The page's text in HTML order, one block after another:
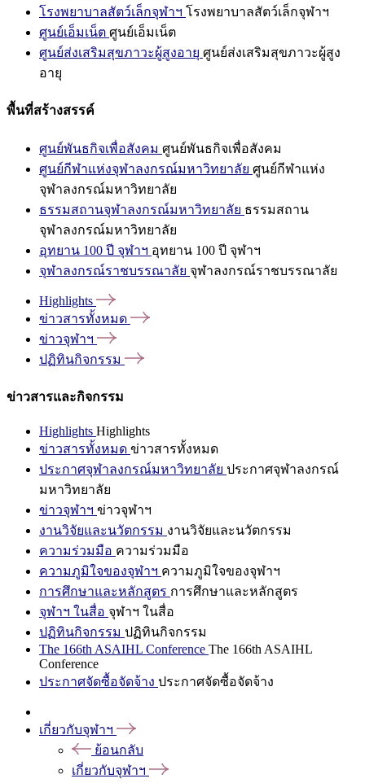
โรงพยาบาลสัตว์เล็กจุฬาฯ โรงพยาบาลสัตว์เล็กจุฬาฯ
ศูนย์เอ็มเน็ต ศูนย์เอ็มเน็ต
ศูนย์ส่งเสริมสุขภาวะผู้สูงอายุ ศูนย์ส่งเสริมสุขภาวะผู้สูง
อายุ
พื้นที่สร้างสรรค์
ศูนย์พันธกิจเพื่อสังคม ศูนย์พันธกิจเพื่อสังคม
ศูนย์กีฬาแห่งจุฬาลงกรณ์มหาวิทยาลัย ศูนย์กีฬาแห่ง
จุฬาลงกรณ์มหาวิทยาลัย
ธรรมสถานจุฬาลงกรณ์มหาวิทยาลัย ธรรมสถาน
จุฬาลงกรณ์มหาวิทยาลัย
อุทยาน 100 ปี จุฬาฯ อุทยาน 100 ปี จุฬาฯ
จุฬาลงกรณ์ราชบรรณาลัย จุฬาลงกรณ์ราชบรรณาลัย
Highlights
ข่าวสารทั้งหมด
ข่าวจุฬาฯ
ปฏิทินกิจกรรม
ข่าวสารและกิจกรรม
Highlights Highlights
ข่าวสารทั้งหมด ข่าวสารทั้งหมด
ประกาศจุฬาลงกรณ์มหาวิทยาลัย ประกาศจุฬาลงกรณ์
มหาวิทยาลัย
ข่าวจุฬาฯ ข่าวจุฬาฯ
งานวิจัยและนวัตกรรม งานวิจัยและนวัตกรรม
ความร่วมมือ ความร่วมมือ
ความภูมิใจของจุฬาฯ ความภูมิใจของจุฬาฯ
การศึกษาและหลักสูตร การศึกษาและหลักสูตร
จุฬาฯ ในสื่อ จุฬาฯ ในสื่อ
ปฏิทินกิจกรรม ปฏิทินกิจกรรม
The 166th ASAIHL Conference The 166th ASAIHL
Conference
ประกาศจัดซื้อจัดจ้าง ประกาศจัดซื้อจัดจ้าง
เกี่ยวกับจุฬาฯ
ย้อนกลับ
เกี่ยวกับจุฬาฯ